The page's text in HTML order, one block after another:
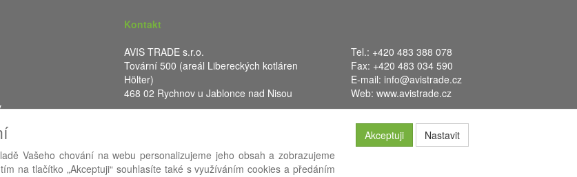
Kontakt
AVIS TRADE s.r.o.
Tovární 500 (areál Libereckých kotláren
Hölter)
468 02 Rychnov u Jablonce nad Nisou
Tel.: +420 483 388 078
Fax: +420 483 034 590
E-mail: info@avistrade.cz
Web: www.avistrade.cz
Vašeho chování na webu personalizujeme jeho obsah a zobrazujeme
na tlačítko „Akceptuji“ souhlasíte také s využíváním cookies a předáním
Akceptuji Nastavit